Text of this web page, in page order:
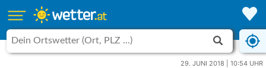
29. JUNI 2018 | 10:54 UHR